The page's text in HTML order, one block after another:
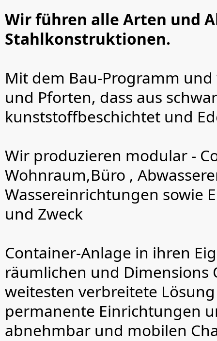
Wir führen alle Arten und
Stahlkonstruktionen.
Mit dem Bau-Programm
und Pforten, dass aus
kunststoffbeschichtet und
Wir produzieren modular -
Wohnraum,Büro ,
Wassereinrichtungen sowie
und Zweck
Container-Anlage in ihren
räumlichen und Dimensions
weitesten verbreitete
permanente Einrichtungen
abnehmbar und mobilen